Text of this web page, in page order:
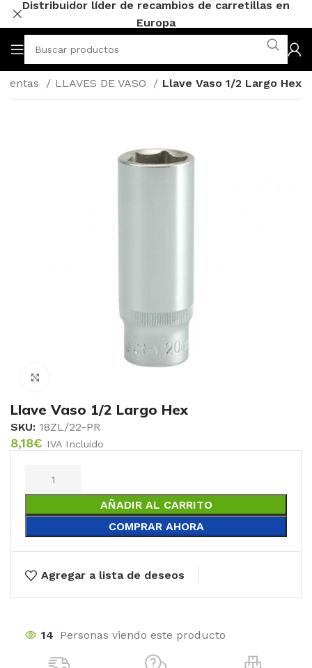
LLAVES DE VASO Llave Vaso 1/2 Largo Hex
Llave Vaso 1/2 Largo Hex
SKU: 18ZL/22-PR
8,18€ IVA Incluido
AÑADIR AL CARRITO
COMPRAR AHORA
Agregar a lista de deseos
14 Personas viendo este producto
Distribuidor líder de recambios de carretillas en
Europa